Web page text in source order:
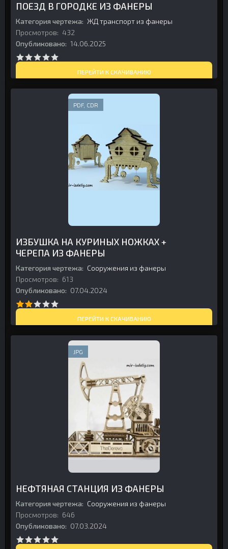
ПОЕЗД В ГОРОДКЕ ИЗ ФАНЕРЫ
Категория чертежа: ЖД транспорт из фанеры
Просмотров: 432
Опубликовано: 14.06.2025
ПЕРЕЙТИ К СКАЧИВАНИЮ
PDF, CDR
ИЗБУШКА НА КУРИНЫХ НОЖКАХ +
ЧЕРЕПА ИЗ ФАНЕРЫ
Категория чертежа: Сооружения из фанеры
Просмотров: 613
Опубликовано: 07.04.2024
ПЕРЕЙТИ К СКАЧИВАНИЮ
JPG
НЕФТЯНАЯ СТАНЦИЯ ИЗ ФАНЕРЫ
Категория чертежа: Сооружения из фанеры
Просмотров: 646
Опубликовано: 07.03.2024